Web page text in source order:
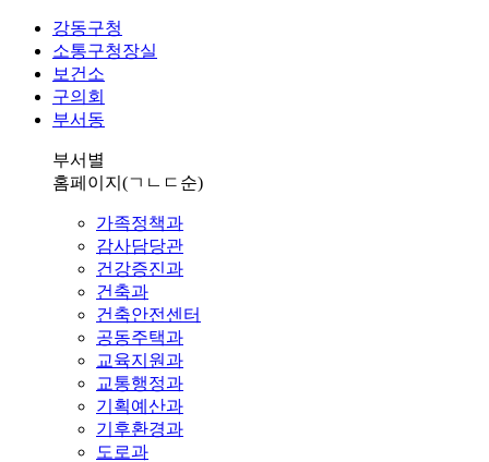
강동구청
소통구청장실
보건소
구의회
부서동
부서별
홈페이지 (ㄱㄴㄷ순)
가족정책과
감사담당관
건강증진과
건축과
건축안전센터
공동주택과
교육지원과
교통행정과
기획예산과
기후환경과
도로과